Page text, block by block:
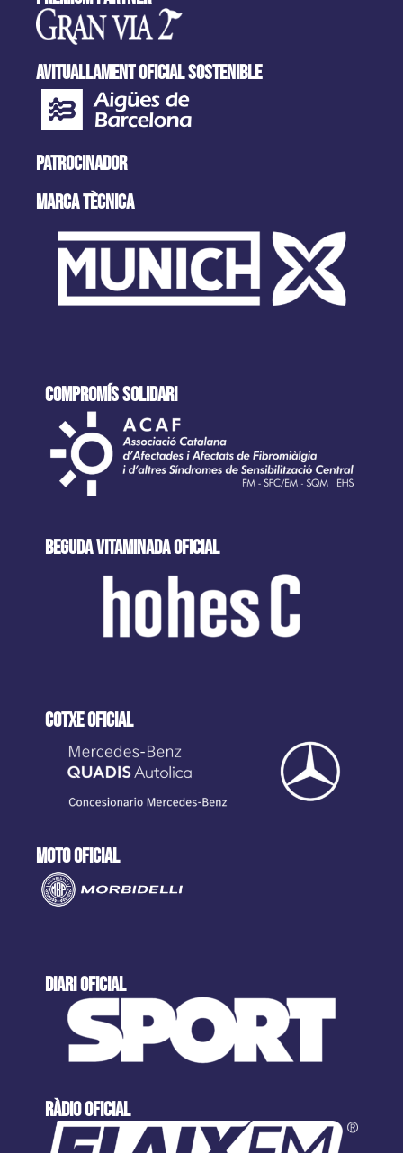
AVITUALLAMENT OFICIAL SOSTENIBLE
PATROCINADOR
MARCA tècnica
COMPROMÍS SOLIDARI
beguda VITAMINADA oficial
cotxe oficial
moto oficial
DIARI OFICIAL
ràdio oficial